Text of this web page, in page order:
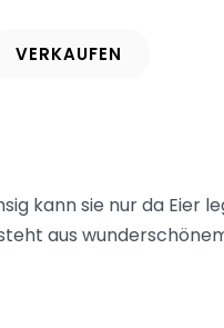
VERKAUFEN
kann sie nur da Eier
aus